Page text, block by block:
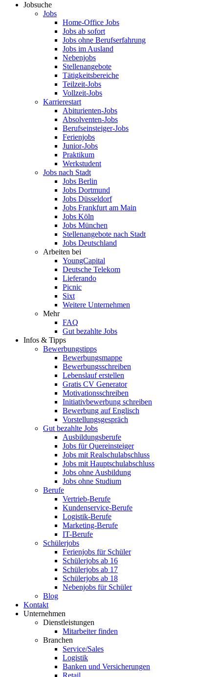
Jobsuche
Jobs
Home-Office Jobs
Jobs ab sofort
Jobs ohne Berufserfahrung
Jobs im Ausland
Nebenjobs
Stellenangebote
Tätigkeitsbereiche
Teilzeit-Jobs
Vollzeit-Jobs
Karrierestart
Abiturienten-Jobs
Absolventen-Jobs
Berufseinsteiger-Jobs
Ferienjobs
Junior-Jobs
Praktikum
Werkstudent
Jobs nach Stadt
Jobs Berlin
Jobs Dortmund
Jobs Düsseldorf
Jobs Frankfurt am Main
Jobs Köln
Jobs München
Stellenangebote nach Stadt
Jobs Deutschland
Arbeiten bei
YoungCapital
Deutsche Telekom
Lieferando
Picnic
Sixt
Weitere Unternehmen
Mehr
FAQ
Gut bezahlte Jobs
Infos & Tipps
Bewerbungstipps
Bewerbungsmappe
Bewerbungsschreiben
Lebenslauf erstellen
Gratis CV Generator
Motivationsschreiben
Initiativbewerbung schreiben
Bewerbung auf Englisch
Vorstellungsgespräch
Gut bezahlte Jobs
Ausbildungsberufe
Jobs für Quereinsteiger
Jobs mit Realschulabschluss
Jobs mit Hauptschulabschluss
Jobs ohne Ausbildung
Jobs ohne Studium
Berufe
Vertrieb-Berufe
Kundenservice-Berufe
Logistik-Berufe
Marketing-Berufe
IT-Berufe
Schülerjobs
Ferienjobs für Schüler
Schülerjobs ab 16
Schülerjobs ab 17
Schülerjobs ab 18
Nebenjobs für Schüler
Blog
Kontakt
Unternehmen
Dienstleistungen
Mitarbeiter finden
Branchen
Service/Sales
Logistik
Banken und Versicherungen
Retail